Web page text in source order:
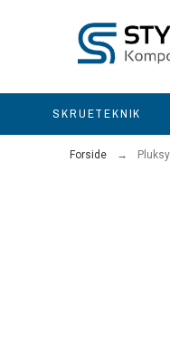
SKRUETEKNIK
Forside